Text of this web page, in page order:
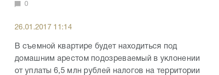
0
26.01.2017 11:14
В съемной квартире будет находиться под
домашним арестом подозреваемый в уклонении
от уплаты 6,5 млн рублей налогов на территории